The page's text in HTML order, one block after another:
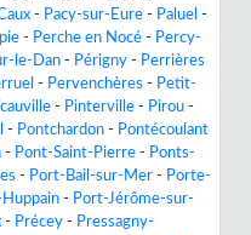
- Pacy-sur-Eure - Paluel -
- Perche en Nocé - Percy-
le-Dan - Périgny - Perrières
- Pervenchères - Petit-
- Pinterville - Pirou -
- Pontchardon - Pontécoulant
- Pont-Saint-Pierre - Ponts-
- Port-Bail-sur-Mer - Porte-
- Port-Jérôme-sur-
- Précey - Pressagny-